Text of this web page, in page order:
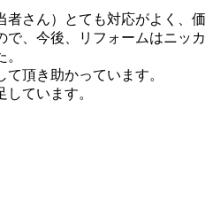
者さん）とても対応がよく、価
で、今後、リフォームはニッカ
頂き助かっています。
ています。